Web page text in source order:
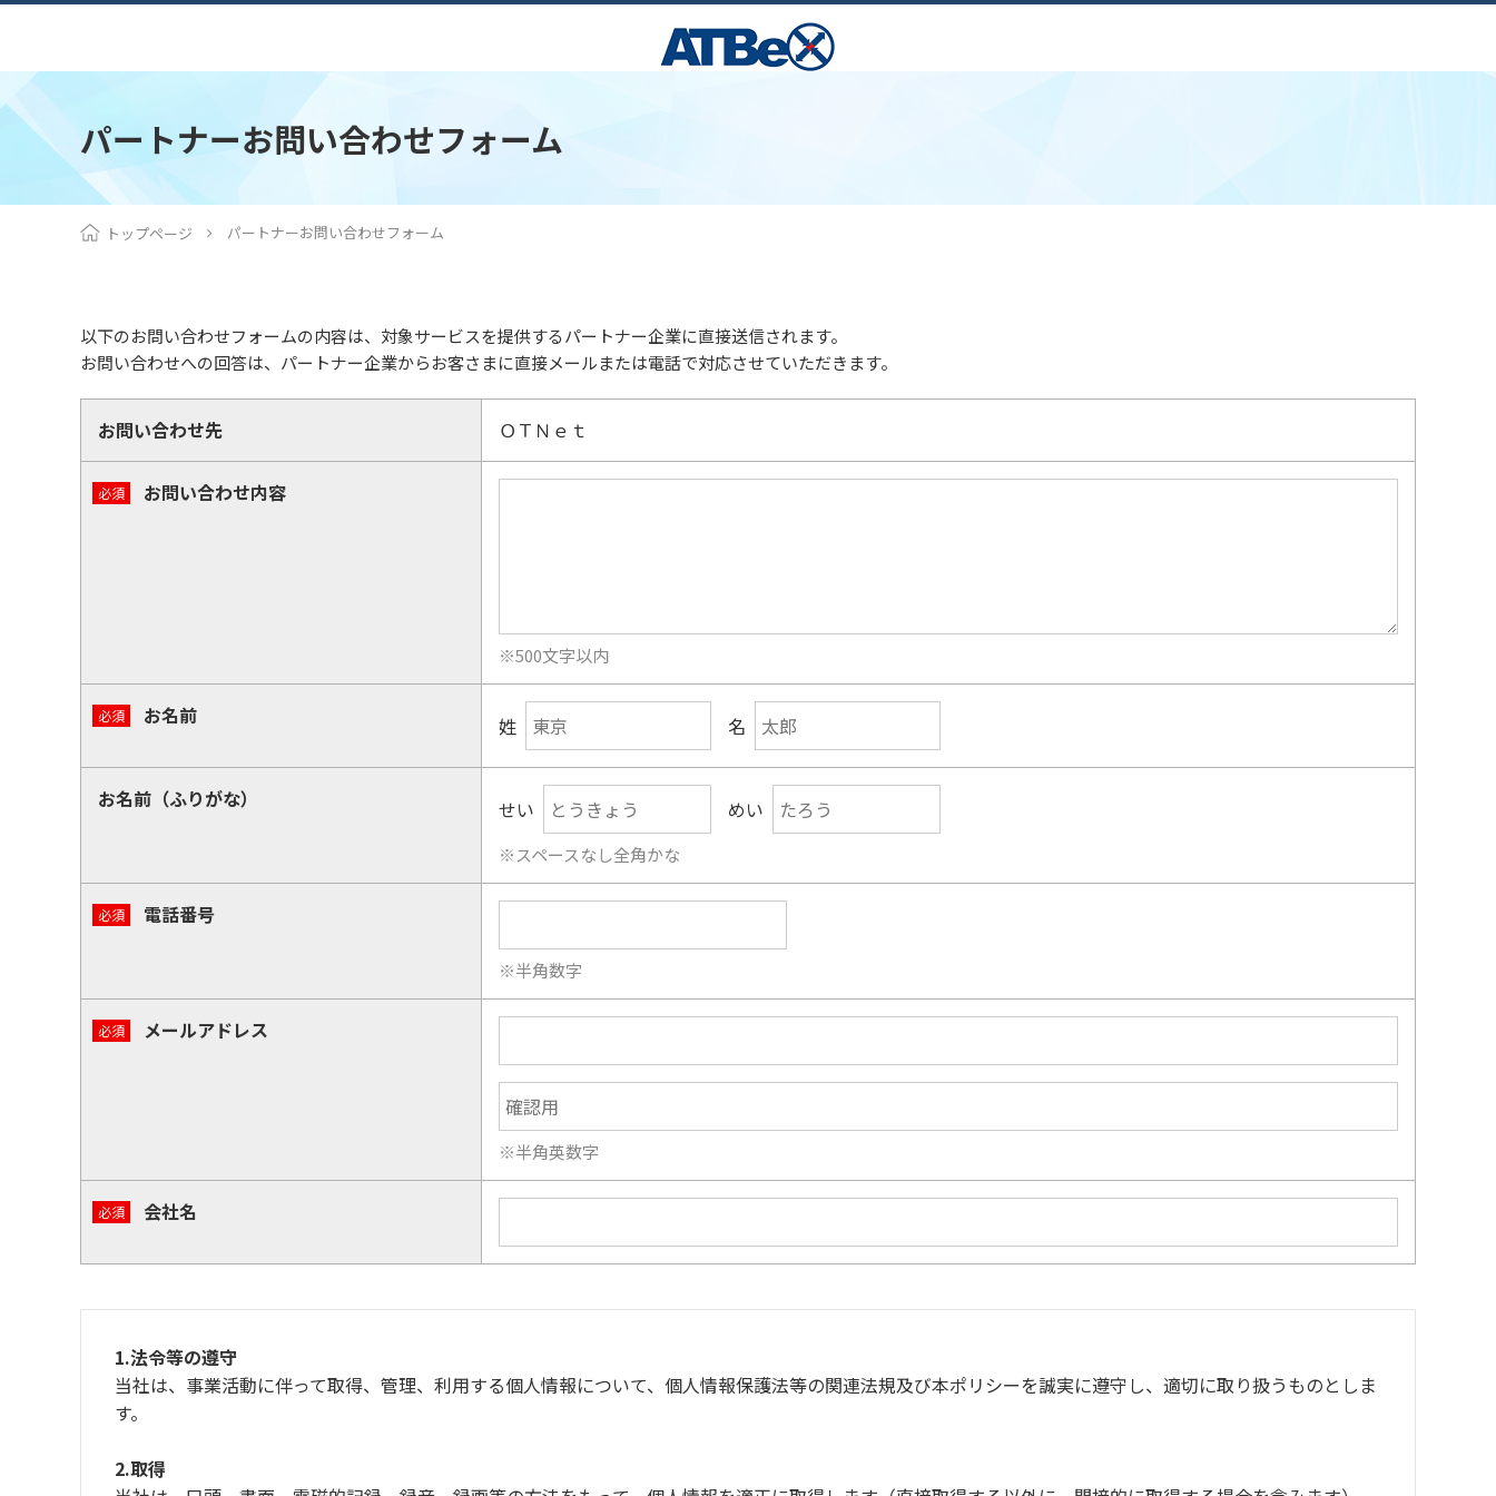
パートナーお問い合わせフォーム
トップページ パートナーお問い合わせフォーム
以下のお問い合わせフォームの内容は、対象サービスを提供するパートナー企業に直接送信されます。
お問い合わせへの回答は、パートナー企業からお客さまに直接メールまたは電話で対応させていただきます。
お問い合わせ先 ＯＴＮｅｔ
お問い合わせ内容
※500文字以内
お名前 姓 名
お名前（ふりがな） せい めい
※スペースなし全角かな
電話番号
※半角数字
メールアドレス
※半角英数字
会社名
1.法令等の遵守
当社は、事業活動に伴って取得、管理、利用する個人情報について、個人情報保護法等の関連法規及び本ポリシーを誠実に遵守し、適切に取り扱うものとしま
す。
2.取得